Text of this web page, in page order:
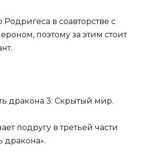
в соавторстве с
поэтому за этим стоит
дракона 3: Скрытый мир.
подругу в третьей части
дракона».